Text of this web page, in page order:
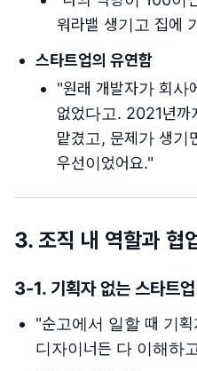
워라밸 생기고 집에
스타트업의 유연함
"원래 개발자가 회사
없었다고. 2021년까
맡겼고, 문제가 생기
우선이었어요."
3. 조직 내 역할과 협
3-1. 기획자 없는 스타트업
"순고에서 일할 때 기
디자이너든 다 이해하